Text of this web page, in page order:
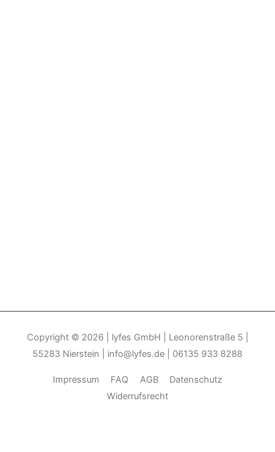
Copyright © 2026
| lyfes GmbH | Leonorenstraße 5 |
55283 Nierstein | info@lyfes.de | 06135 933 8288
Impressum FAQ AGB
Datenschutz
Widerrufsrecht